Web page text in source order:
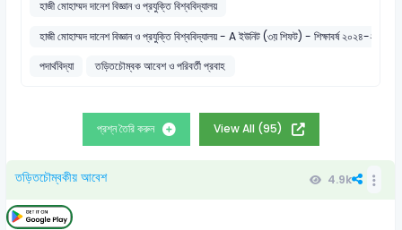
হাজী মোহাম্মদ দানেশ বিজ্ঞান ও প্রযুক্তি বিশ্ববিদ্যালয়
হাজী মোহাম্মদ দানেশ বিজ্ঞান ও প্রযুক্তি বিশ্ববিদ্যালয় - A ইউনিট (৩য় শিফট) - শিক্ষাবর্ষ
পদার্থবিদ্যা
তড়িতচৌম্বক আবেশ ও পরিবর্তী প্রবাহ
প্রশ্ন তৈরি করুন View All (95)
তড়িতচৌম্বকীয় আবেশ 4.9k